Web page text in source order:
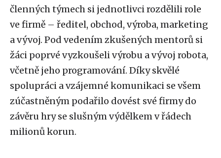
členných týmech si jednotlivci rozdělili role
ve firmě – ředitel, obchod, výroba, marketing
a vývoj. Pod vedením zkušených mentorů si
žáci poprvé vyzkoušeli výrobu a vývoj robota,
včetně jeho programování. Díky skvělé
spolupráci a vzájemné komunikaci se všem
zúčastněným podařilo dovést své firmy do
závěru hry se slušným výdělkem v řádech
milionů korun.